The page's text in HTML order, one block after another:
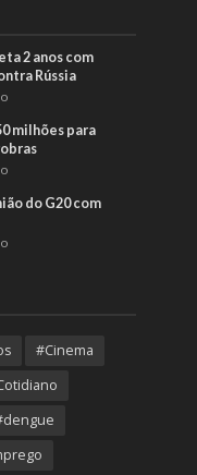
2 anos com
Rússia
milhões para
do G20 com
#Cinema